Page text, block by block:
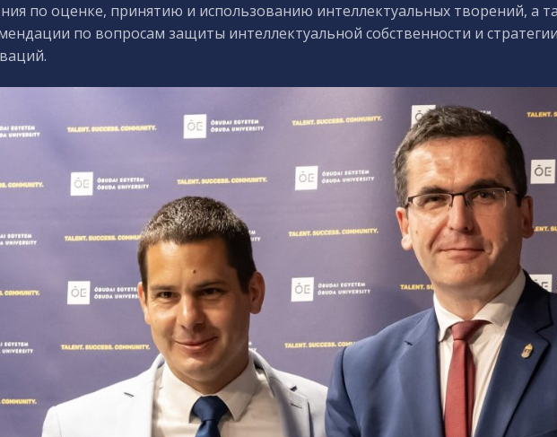
по оценке, принятию и использованию интеллектуальных творений, а
по вопросам защиты интеллектуальной собственности и